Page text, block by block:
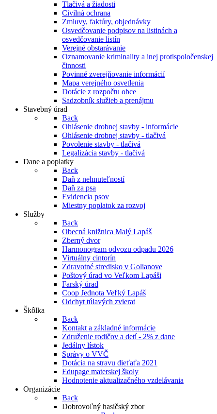
Tlačivá a žiadosti
Civilná ochrana
Zmluvy, faktúry, objednávky
Osvedčovanie podpisov na listinách a
osvedčovanie listín
Verejné obstarávanie
Oznamovanie kriminality a inej protispoločenskej
činnosti
Povinné zverejňovanie informácií
Mapa verejného osvetlenia
Dotácie z rozpočtu obce
Sadzobník služieb a prenájmu
Stavebný úrad
Back
Ohlásenie drobnej stavby - informácie
Ohlásenie drobnej stavby - tlačivá
Povolenie stavby - tlačivá
Legalizácia stavby - tlačivá
Dane a poplatky
Back
Daň z nehnuteľností
Daň za psa
Evidencia psov
Miestny poplatok za rozvoj
Služby
Back
Obecná knižnica Malý Lapáš
Zberný dvor
Harmonogram odvozu odpadu 2026
Virtuálny cintorín
Zdravotné stredisko v Golianove
Poštový úrad vo Veľkom Lapáši
Farský úrad
Coop Jednota Veľký Lapáš
Odchyt túlavých zvierat
Škôlka
Back
Kontakt a základné informácie
Združenie rodičov a detí - 2% z dane
Jedálny lístok
Správy o VVČ
Dotácia na stravu dieťaťa 2021
Edupage materskej školy
Hodnotenie aktualizačného vzdelávania
Organizácie
Back
Dobrovoľný hasičský zbor